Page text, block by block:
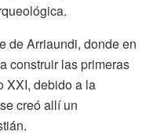
de Arriaundi, donde en
construir las primeras
XXI, debido a la
creó allí un